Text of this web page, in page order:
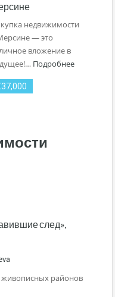
недвижимости
— это
вложение в
Подробнее
след»,
районов